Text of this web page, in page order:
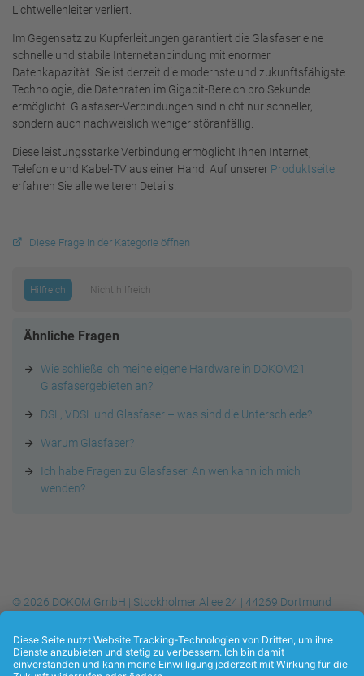
Lichtwellenleiter verliert.
Im Gegensatz zu Kupferleitungen garantiert die Glasfaser eine
schnelle und stabile Internetanbindung mit enormer
Datenkapazität. Sie ist derzeit die modernste und zukunftsfähigste
Technologie, die Datenraten im Gigabit-Bereich pro Sekunde
ermöglicht. Glasfaser-Verbindungen sind nicht nur schneller,
sondern auch nachweislich weniger störanfällig.
Diese leistungsstarke Verbindung ermöglicht Ihnen Internet,
Telefonie und Kabel-TV aus einer Hand. Auf unserer Produktseite
erfahren Sie alle weiteren Details.
Diese Frage in der Kategorie öffnen
Hilfreich Nicht hilfreich
Ähnliche Fragen
Wie schließe ich meine eigene Hardware in DOKOM21
Glasfasergebieten an?
DSL, VDSL und Glasfaser – was sind die Unterschiede?
Warum Glasfaser?
Ich habe Fragen zu Glasfaser. An wen kann ich mich
wenden?
© 2026 DOKOM GmbH | Stockholmer Allee 24 | 44269 Dortmund
Datenschutzerklärung Kontakt Impressum